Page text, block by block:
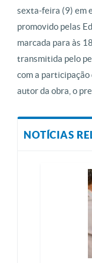
sexta-feira (9) em
promovido pelas
marcada para às
transmitida pelo
com a
autor da obra, o
NOTÍCIAS